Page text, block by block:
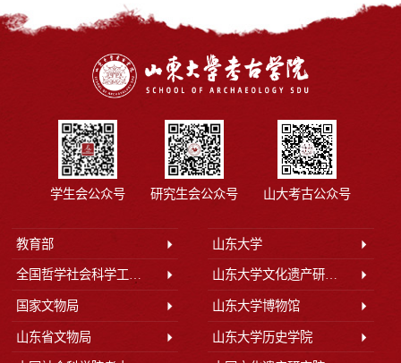
学生会公众号 研究生会公众号 山大考古公众号
教育部 山东大学
山东大学文化遗产研究院
国家文物局 山东大学博物馆
山东省文物局 山东大学历史学院